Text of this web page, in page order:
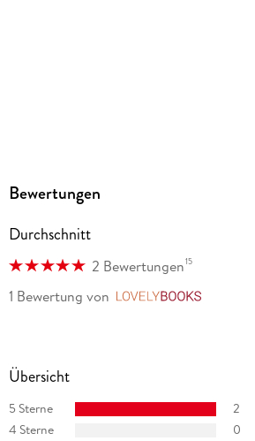
Bewertungen
Durchschnitt
2 Bewertungen15
1 Bewertung von
Übersicht
5 Sterne
2
4 Sterne
0